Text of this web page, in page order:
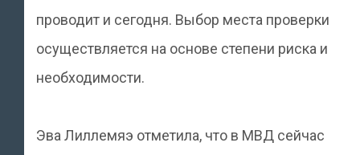
проводит и сегодня. Выбор места проверки
осуществляется на основе степени риска и
необходимости.
Эва Лиллемяэ отметила, что в МВД сейчас